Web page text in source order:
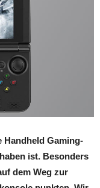
Handheld Gaming-
ist. Besonders
dem Weg zur